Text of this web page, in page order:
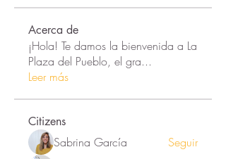
Acerca de
¡Hola! Te damos la bienvenida a La
Plaza del Pueblo, el gra...
Leer más
Citizens
Sabrina García
Seguir